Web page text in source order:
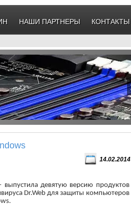
НАШИ ПАРТНЕРЫ КОНТАКТЫ
14.02.2014
девятую версию продуктов
Dr.Web для защиты компьютеров